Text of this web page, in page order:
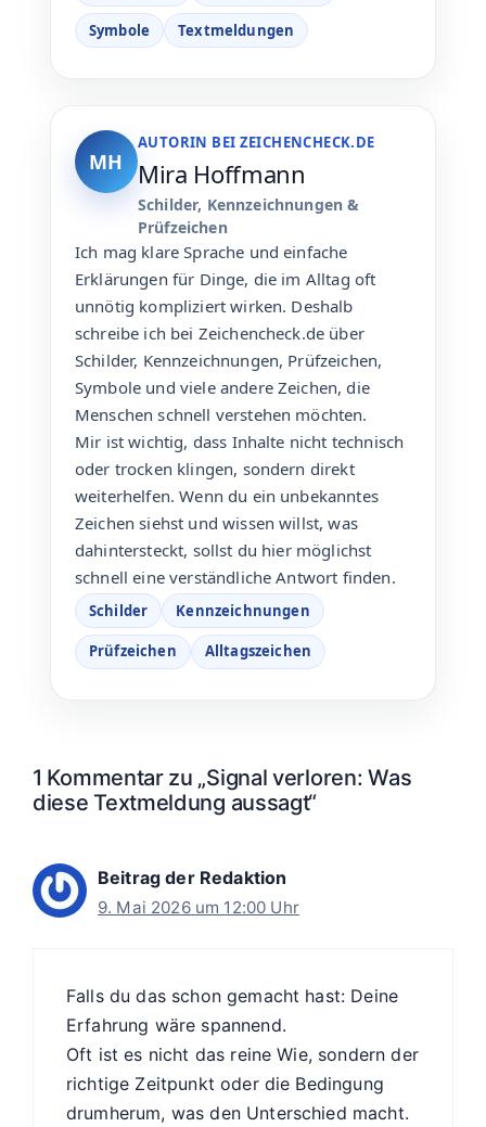
Symbole Textmeldungen
MH
AUTORIN BEI ZEICHENCHECK.DE
Mira Hoffmann
Schilder, Kennzeichnungen &
Prüfzeichen
Ich mag klare Sprache und einfache
Erklärungen für Dinge, die im Alltag oft
unnötig kompliziert wirken. Deshalb
schreibe ich bei Zeichencheck.de über
Schilder, Kennzeichnungen, Prüfzeichen,
Symbole und viele andere Zeichen, die
Menschen schnell verstehen möchten.
Mir ist wichtig, dass Inhalte nicht technisch
oder trocken klingen, sondern direkt
weiterhelfen. Wenn du ein unbekanntes
Zeichen siehst und wissen willst, was
dahintersteckt, sollst du hier möglichst
schnell eine verständliche Antwort finden.
Schilder Kennzeichnungen
Prüfzeichen Alltagszeichen
1 Kommentar zu „Signal verloren: Was
diese Textmeldung aussagt“
Beitrag der Redaktion
9. Mai 2026 um 12:00 Uhr
Falls du das schon gemacht hast: Deine
Erfahrung wäre spannend.
Oft ist es nicht das reine Wie, sondern der
richtige Zeitpunkt oder die Bedingung
drumherum, was den Unterschied macht.